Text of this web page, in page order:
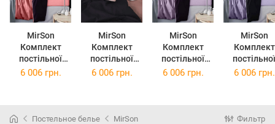
MirSon
Комплект
постільної
білизни Сатин
MirSon
Комплект
постільної
білизни Сатин
200х220
MirSon
Комплект
постільної
білизни Сатин
MirSon
Комплект
постільної
білизни Сатин
200х220
6 006 грн. 6 006 грн. 6 006 грн. 6 006 грн.
Постельное белье MirSon Фильтр